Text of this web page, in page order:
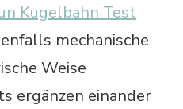
Kugelbahn Test
mechanische
Weise
ergänzen einander